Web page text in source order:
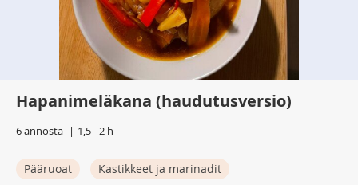
Hapanimeläkana (haudutusversio)
6 annosta 1,5 - 2 h
Pääruoat Kastikkeet ja marinadit